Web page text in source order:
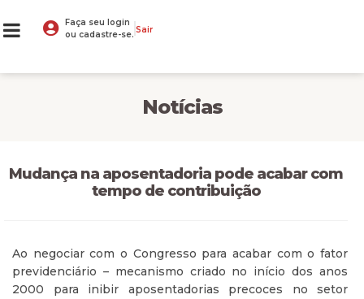
Faça seu login
ou cadastre-se. Sair
Notícias
Mudança na aposentadoria pode acabar com
tempo de contribuição
Ao negociar com o Congresso para acabar com o fator
previdenciário – mecanismo criado no início dos anos
2000 para inibir aposentadorias precoces no setor